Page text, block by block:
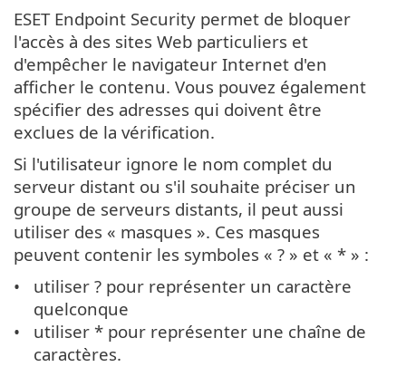
ESET Endpoint Security permet de bloquer
l'accès à des sites Web particuliers et
d'empêcher le navigateur Internet d'en
afficher le contenu. Vous pouvez également
spécifier des adresses qui doivent être
exclues de la vérification.
Si l'utilisateur ignore le nom complet du
serveur distant ou s'il souhaite préciser un
groupe de serveurs distants, il peut aussi
utiliser des « masques ». Ces masques
peuvent contenir les symboles « ? » et « * » :
utiliser ? pour représenter un caractère
quelconque
utiliser * pour représenter une chaîne de
caractères.